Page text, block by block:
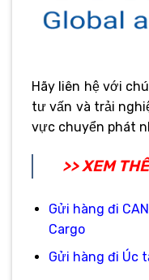
Hãy liên hệ với
tư vấn và trải
vực chuyển phát
>> XEM
Gửi hàng đi
Cargo
Gửi hàng đi Úc